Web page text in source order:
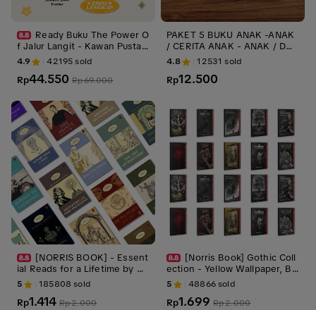
Ready Buku The Power O
f Jalur Langit - Kawan Pustak
a - Bumi Fiksi
4.9 42195sold
Rp44.550 Rp69.000
[NORRIS BOOK] - Essent
ial Reads for a Lifetime by No
rris Classiscs [NON-FICTION]
5 185808 sold
Rp1.414 Rp2.000
PAKET 5 BUKU ANAK -ANAK
/ CERITA ANAK - ANAK / DO
NGENG ANAK BERGAMBAR /
CERITA ANAK BILINGUAL / B
ESTSELLER
4.8 12531 sold
Rp12.500
[Norris Book] Gothic Coll
ection - Yellow Wallpaper, Bla
ck Cat - Vampyre - Carmila, V
athek, Legend Sleepy Hollow
- Tale-Tell Heart - Buku Gothi
5 48866sold
Rp1.699 Rp2.000